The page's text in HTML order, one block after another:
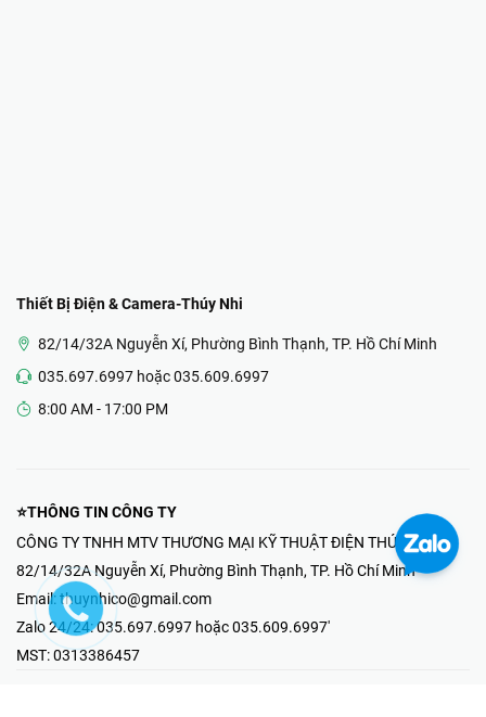
Thiết Bị Điện & Camera-Thúy Nhi
82/14/32A Nguyễn Xí, Phường Bình Thạnh, TP. Hồ Chí Minh
035.697.6997 hoặc 035.609.6997
8:00 AM - 17:00 PM
⭐THÔNG TIN CÔNG TY
CÔNG TY TNHH MTV THƯƠNG MẠI KỸ THUẬT ĐIỆN THÚY NHI
82/14/32A Nguyễn Xí, Phường Bình Thạnh, TP. Hồ Chí Minh
Email: thuynhico@gmail.com
Zalo 24/24:035.697.6997 hoặc 035.609.6997'
MST:0313386457